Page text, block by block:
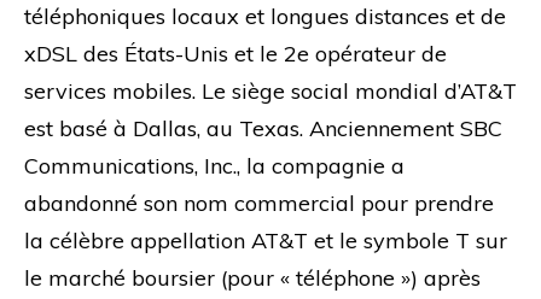
téléphoniques locaux et longues distances et de
xDSL des États-Unis et le 2e opérateur de
services mobiles. Le siège social mondial d’AT&T
est basé à Dallas, au Texas. Anciennement SBC
Communications, Inc., la compagnie a
abandonné son nom commercial pour prendre
la célèbre appellation AT&T et le symbole T sur
le marché boursier (pour « téléphone ») après